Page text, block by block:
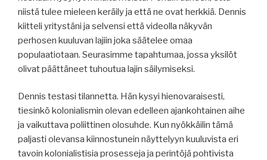
niistä tulee mieleen keräily ja että ne ovat herkkiä. Dennis
kiitteli yritystäni ja selvensi että videolla näkyvän
perhosen kuuluvan lajiin joka säätelee omaa
populaatiotaan. Seurasimme tapahtumaa, jossa yksilöt
olivat päättäneet tuhoutua lajin säilymiseksi.
Dennis testasi tilannetta. Hän kysyi hienovaraisesti,
tiesinkö kolonialismin olevan edelleen ajankohtainen aihe
ja vaikuttava poliittinen olosuhde. Kun nyökkäilin tämä
paljasti olevansa kiinnostunein näyttelyyn kuuluvista eri
tavoin kolonialistisia prosesseja ja perintöjä pohtivista